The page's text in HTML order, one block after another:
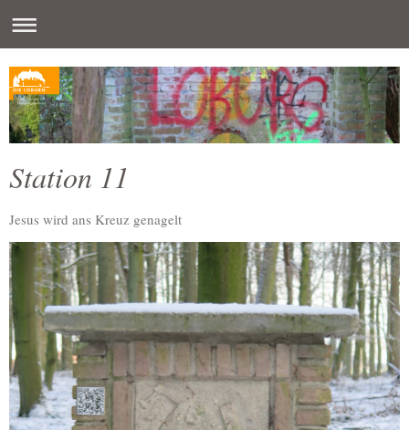
Station 11
Jesus wird ans Kreuz genagelt